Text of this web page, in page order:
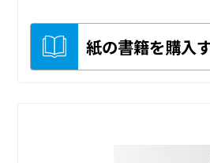
紙の書籍を購入